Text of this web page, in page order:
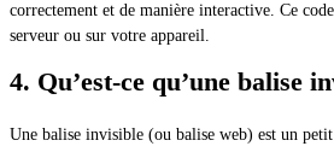
correctement et de manière interactive. Ce
serveur ou sur votre appareil.
4. Qu’est-ce qu’une balise
Une balise invisible (ou balise web) est un